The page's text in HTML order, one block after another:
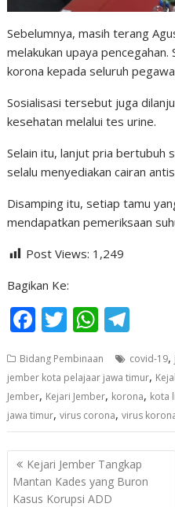
Sebelumnya, masih terang
melakukan upaya
korona kepada seluruh
Sosialisasi tersebut juga
kesehatan melalui tes urine.
Selain itu, lanjut pria bertubuh
selalu menyediakan cairan
Disamping itu, setiap tamu
mendapatkan pemeriksaan
Post Views: 1,249
Bagikan Ke:
F
e
b
o
o
k
T
itt
er
W
at
s
A
p
p
e
gr
a
m
Bidang Pembinaan covid-19,
jember kota pelajaar jawa timur,
Jember, Kejari Jember, korona, kota
jawa timur,virus corona,virus
Navigasi
pos
Kejari Jember Tangkap
Mantan Kades yang Buron
Kasus Korupsi ADD